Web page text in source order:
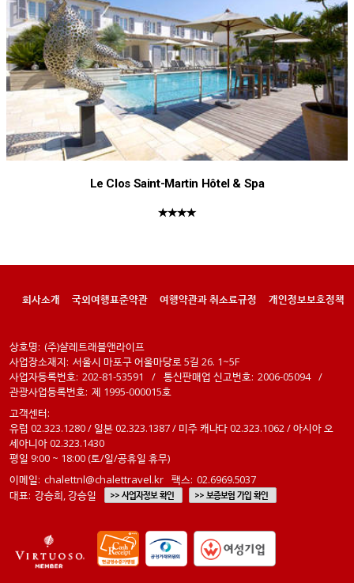
Le Clos Saint-Martin Hôtel & Spa
★★★★
회사소개 국외여행표준약관 여행약관과 취소료규정 개인정보보호정책
상호명: (주)샬레트래블앤라이프
사업장소재지: 서울시 마포구 어울마당로 5길 26. 1~5F
사업자등록번호: 202-81-53591 / 통신판매업 신고번호: 2006-05094 /
관광사업등록번호: 제 1995-000015호
고객센터:
유럽 02.323.1280 / 일본 02.323.1387 / 미주 캐나다 02.323.1062 / 아시아 오
세아니아 02.323.1430
평일 9:00 ~ 18:00 (토/일/공휴일 휴무)
이메일: chalettnl@chalettravel.kr 팩스: 02.6969.5037
대표: 강승희, 강승일 >> 사업자정보 확인 >> 보증보험 가입 확인